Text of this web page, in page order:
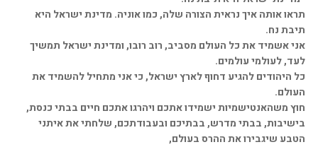
תראו אותה איך נראית הצורה שלה, כמו אוניה. מדינת ישראל היא
תיבת נח.
אני אשמיד את כל העולם מסביב, רוב רובו, ומדינת ישראל תמשיך
לעד, לעולמי עולמים.
כל היהודים להגיע דחוף לארץ ישראל, כי אני מתחיל להשמיד את
העולם.
חוץ משהאנטישמיות ישמידו אתכם ויהרגו אתכם חיים בבתי כנסת,
בישיבות, בבתי מדרש, בבתיכם ובעבודתכם, שלחתי את איתני
הטבע שיגבירו את ההרס בעולם,